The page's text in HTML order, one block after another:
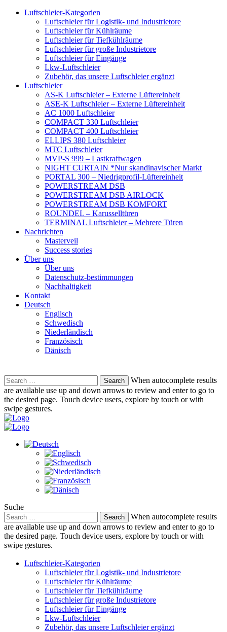
Luftschleier-Kategorien
Luftschleier für Logistik- und Industrietore
Luftschleier für Kühlräume
Luftschleier für Tiefkühlräume
Luftschleier für große Industrietore
Luftschleier für Eingänge
Lkw-Luftschleier
Zubehör, das unsere Luftschleier ergänzt
Luftschleier
AS-K Luftschleier – Externe Lüftereinheit
ASE-K Luftschleier – Externe Lüftereinheit
AC 1000 Luftschleier
COMPACT 330 Luftschleier
COMPACT 400 Luftschleier
ELLIPS 380 Luftschleier
MTC Luftschleier
MVP-S 999 – Lastkraftwagen
NIGHT CURTAIN *Nur skandinavischer Markt
PORTAL 300 – Niedrigprofil-Lüftereinheit
POWERSTREAM DSB
POWERSTREAM DSB AIRLOCK
POWERSTREAM DSB KOMFORT
ROUNDEL – Karusselltüren
TERMINAL Luftschleier – Mehrere Türen
Nachrichten
Masterveil
Success stories
Über uns
Über uns
Datenschutz-bestimmungen
Nachhaltigkeit
Kontakt
Deutsch
Englisch
Schwedisch
Niederländisch
Französisch
Dänisch
Search
for:
When autocomplete results
are available use up and down arrows to review and enter to go to
the desired page. Touch device users, explore by touch or with
swipe gestures.
Suche
Search
for:
When autocomplete results
are available use up and down arrows to review and enter to go to
the desired page. Touch device users, explore by touch or with
swipe gestures.
Luftschleier-Kategorien
Luftschleier für Logistik- und Industrietore
Luftschleier für Kühlräume
Luftschleier für Tiefkühlräume
Luftschleier für große Industrietore
Luftschleier für Eingänge
Lkw-Luftschleier
Zubehör, das unsere Luftschleier ergänzt